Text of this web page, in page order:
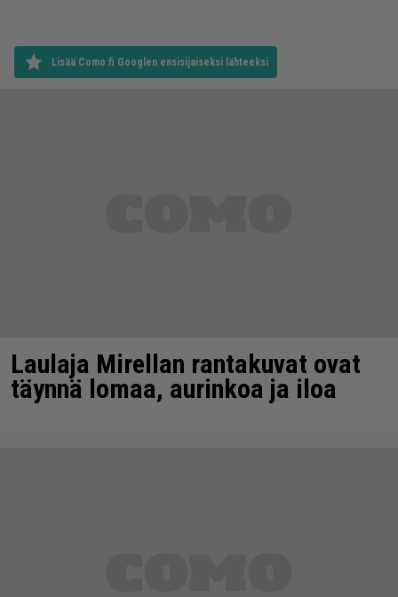
Lisää Como.fi Googlen ensisijaiseksi lähteeksi
Laulaja Mirellan rantakuvat ovat
täynnä lomaa, aurinkoa ja iloa